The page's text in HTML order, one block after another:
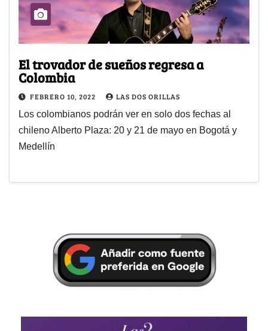
El trovador de sueños regresa a
Colombia
FEBRERO 10, 2022 LAS DOS ORILLAS
Los colombianos podrán ver en solo dos fechas al
chileno Alberto Plaza: 20 y 21 de mayo en Bogotá y
Medellín